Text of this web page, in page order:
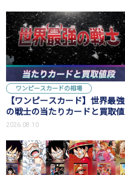
ワンピースカードの相場
【ワンピースカード】世界最強
の戦士の当たりカードと買取値
段予想
2026.08.10